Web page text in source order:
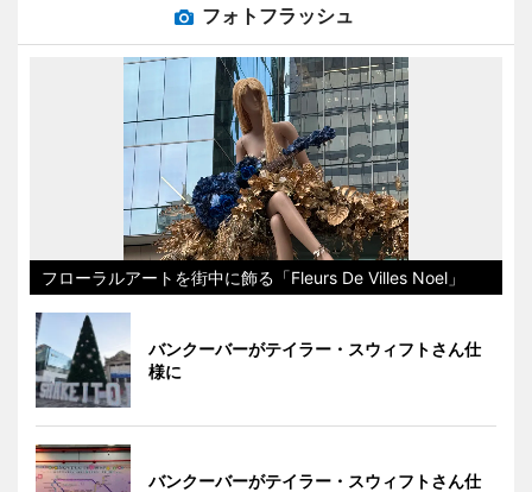
フォトフラッシュ
フローラルアートを街中に飾る「Fleurs De Villes Noel」
バンクーバーがテイラー・スウィフトさん仕
様に
バンクーバーがテイラー・スウィフトさん仕